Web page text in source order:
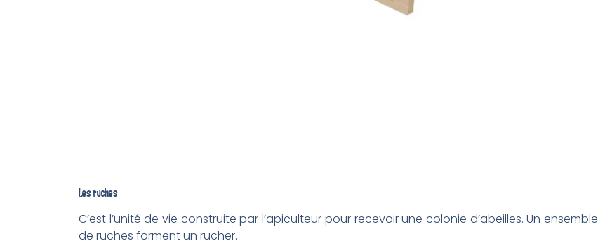
Les ruches
C’est l’unité de vie construite par l’apiculteur pour recevoir une colonie d’abeilles. Un ensemble
de ruches forment un rucher.